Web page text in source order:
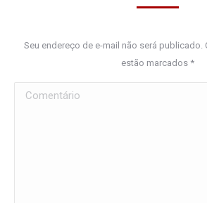
Seu endereço de e-mail não será
estão marcados *
Comentário